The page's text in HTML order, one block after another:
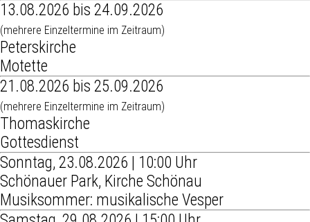
13.08.2026 bis 24.09.2026
(mehrere Einzeltermine im Zeitraum)
Peterskirche
Motette
21.08.2026 bis 25.09.2026
(mehrere Einzeltermine im Zeitraum)
Thomaskirche
Gottesdienst
Sonntag, 23.08.2026 | 10:00 Uhr
Schönauer Park, Kirche Schönau
Musiksommer: musikalische Vesper